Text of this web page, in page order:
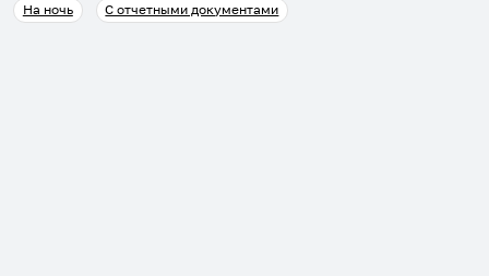
На ночь
С отчетными документами